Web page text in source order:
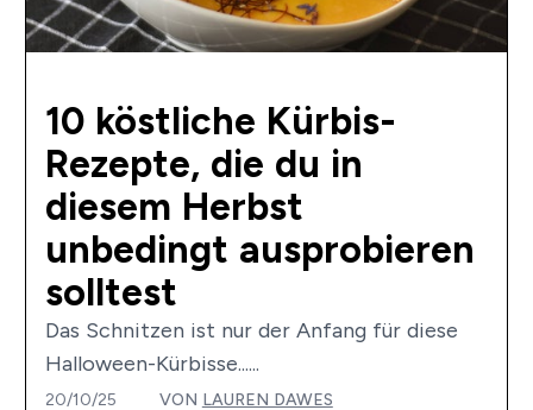
10 köstliche Kürbis-
Rezepte, die du in
diesem Herbst
unbedingt ausprobieren
solltest
Das Schnitzen ist nur der Anfang für diese
Halloween-Kürbisse......
20/10/25 VON LAUREN DAWES